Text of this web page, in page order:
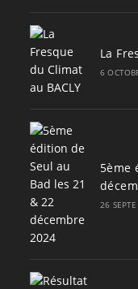
La
6
5ème
26